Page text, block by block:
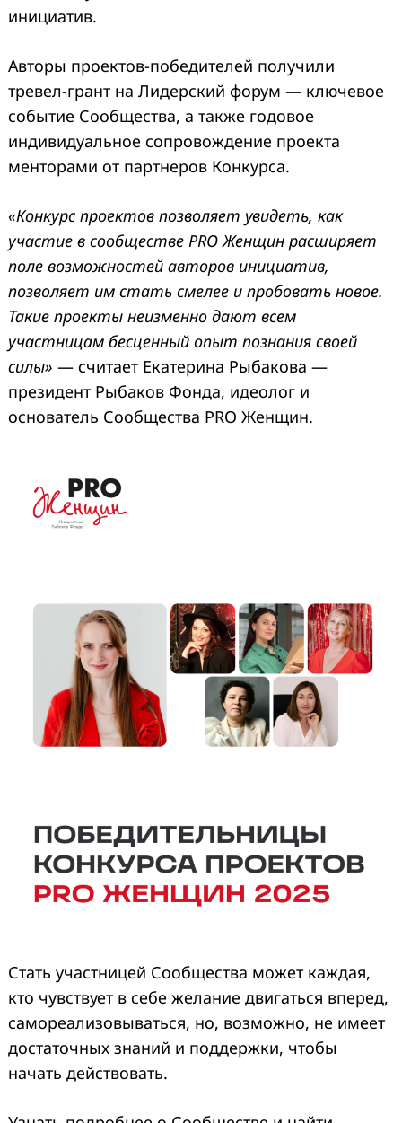
инициатив.
Авторы проектов-победителей получили
тревел-грант на Лидерский форум — ключевое
событие Сообщества, а также годовое
индивидуальное сопровождение проекта
менторами от партнеров Конкурса.
«Конкурс проектов позволяет увидеть, как
участие в сообществе PRO Женщин расширяет
поле возможностей авторов инициатив,
позволяет им стать смелее и пробовать новое.
Такие проекты неизменно дают всем
участницам бесценный опыт познания своей
силы» — считает Екатерина Рыбакова —
президент Рыбаков Фонда, идеолог и
основатель Сообщества PRO Женщин.
Стать участницей Сообщества может каждая,
кто чувствует в себе желание двигаться вперед,
самореализовываться, но, возможно, не имеет
достаточных знаний и поддержки, чтобы
начать действовать.
for: